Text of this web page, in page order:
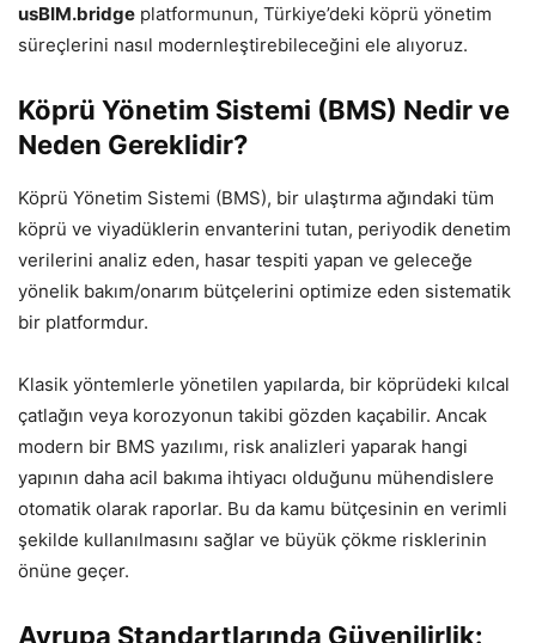
usBIM.bridge platformunun, Türkiye’deki köprü yönetim
süreçlerini nasıl modernleştirebileceğini ele alıyoruz.
Köprü Yönetim Sistemi (BMS) Nedir ve
Neden Gereklidir?
Köprü Yönetim Sistemi (BMS), bir ulaştırma ağındaki tüm
köprü ve viyadüklerin envanterini tutan, periyodik denetim
verilerini analiz eden, hasar tespiti yapan ve geleceğe
yönelik bakım/onarım bütçelerini optimize eden sistematik
bir platformdur.
Klasik yöntemlerle yönetilen yapılarda, bir köprüdeki kılcal
çatlağın veya korozyonun takibi gözden kaçabilir. Ancak
modern bir BMS yazılımı, risk analizleri yaparak hangi
yapının daha acil bakıma ihtiyacı olduğunu mühendislere
otomatik olarak raporlar. Bu da kamu bütçesinin en verimli
şekilde kullanılmasını sağlar ve büyük çökme risklerinin
önüne geçer.
Avrupa Standartlarında Güvenilirlik: